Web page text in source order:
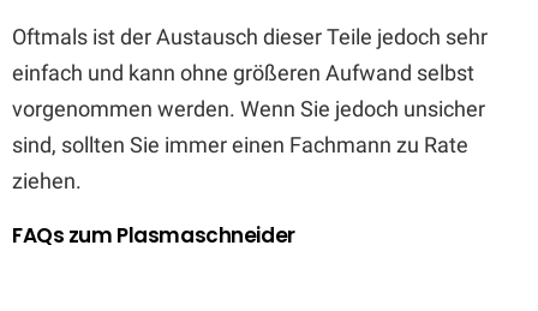
Oftmals ist der Austausch dieser Teile jedoch sehr
einfach und kann ohne größeren Aufwand selbst
vorgenommen werden. Wenn Sie jedoch unsicher
sind, sollten Sie immer einen Fachmann zu Rate
ziehen.
FAQs zum Plasmaschneider